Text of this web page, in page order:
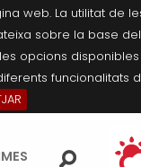
web. La utilitat de
sobre la base
opcions
funcionalitats